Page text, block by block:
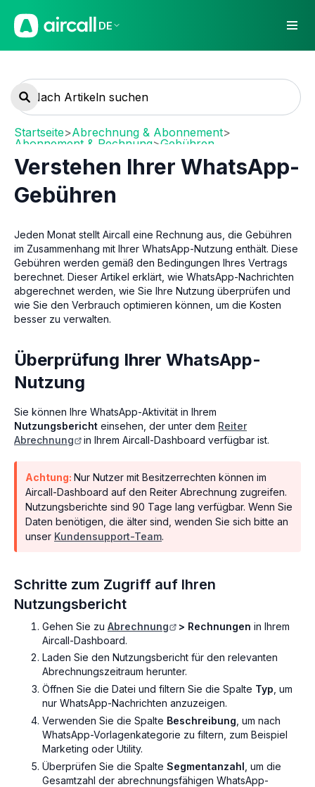
DE
Startseite>Abrechnung & Abonnement>
Abonnement & Rechnung>Gebühren
Verstehen Ihrer WhatsApp-
Gebühren
Jeden Monat stellt Aircall eine Rechnung aus, die Gebühren
im Zusammenhang mit Ihrer WhatsApp-Nutzung enthält. Diese
Gebühren werden gemäß den Bedingungen Ihres Vertrags
berechnet. Dieser Artikel erklärt, wie WhatsApp-Nachrichten
abgerechnet werden, wie Sie Ihre Nutzung überprüfen und
wie Sie den Verbrauch optimieren können, um die Kosten
besser zu verwalten.
Überprüfung Ihrer WhatsApp-
Nutzung
Sie können Ihre WhatsApp-Aktivität in Ihrem
Nutzungsbericht einsehen, der unter dem Reiter
Abrechnung
in Ihrem Aircall-Dashboard verfügbar ist.
Achtung: Nur Nutzer mit Besitzerrechten können im
Aircall-Dashboard auf den Reiter Abrechnung zugreifen.
Nutzungsberichte sind 90 Tage lang verfügbar. Wenn Sie
Daten benötigen, die älter sind, wenden Sie sich bitte an
unser Kundensupport-Team.
Schritte zum Zugriff auf Ihren
Nutzungsbericht
Gehen Sie zu Abrechnung > Rechnungen in Ihrem
Aircall-Dashboard.
Laden Sie den Nutzungsbericht für den relevanten
Abrechnungszeitraum herunter.
Öffnen Sie die Datei und filtern Sie die Spalte Typ , um
nur WhatsApp-Nachrichten anzuzeigen.
Verwenden Sie die Spalte Beschreibung , um nach
WhatsApp-Vorlagenkategorie zu filtern, zum Beispiel
Marketing oder Utility.
Überprüfen Sie die Spalte Segmentanzahl , um die
Gesamtzahl der abrechnungsfähigen WhatsApp-